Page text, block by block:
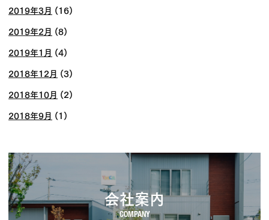
2019年3月 (16)
2019年2月 (8)
2019年1月 (4)
2018年12月 (3)
2018年10月 (2)
2018年9月 (1)
会社案内